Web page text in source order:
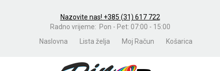
Nazovite nas! +385 (31) 617 722
Radno vrijeme: Pon - Pet: 07:00 - 15:00
Naslovna
Lista želja Moj Račun Košarica